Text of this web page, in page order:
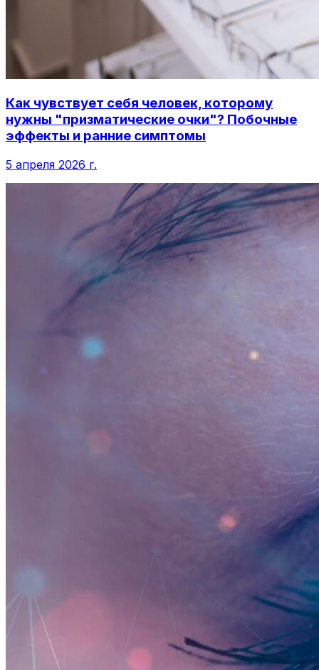
Как чувствует себя человек, которому
нужны "призматические очки"? Побочные
эффекты и ранние симптомы
5 апреля 2026 г.